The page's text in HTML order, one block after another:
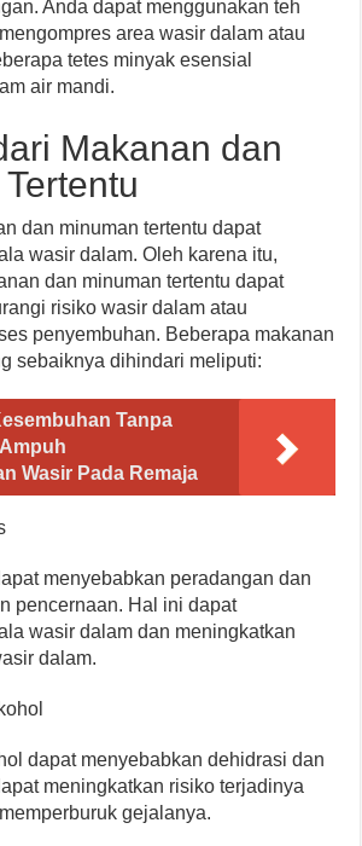
Anda dapat menggunakan teh
area wasir dalam atau
tetes minyak esensial
air mandi.
Makanan dan
dan minuman tertentu dapat
wasir dalam. Oleh karena itu,
dan minuman tertentu dapat
risiko wasir dalam atau
penyembuhan. Beberapa makanan
sebaiknya dihindari meliputi:
Tanpa
Wasir Pada Remaja
menyebabkan peradangan dan
pencernaan. Hal ini dapat
wasir dalam dan meningkatkan
dalam.
dapat menyebabkan dehidrasi dan
meningkatkan risiko terjadinya
gejalanya.